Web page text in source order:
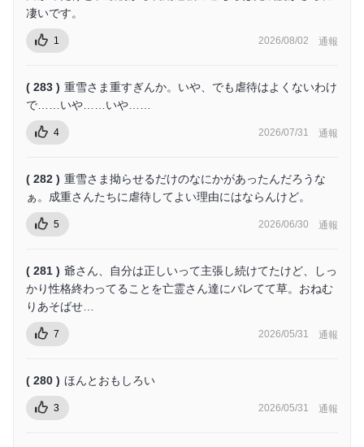
凄いです。
1 2026/08/02 通報
( 283 ) 重雪さま重すぎんか。いや、でも虐待はよくないわけ
で……いや……いや……
4 2026/07/31 通報
( 282 ) 重雪さま拗らせるだけのなにかがあったんだろうな
ぁ。成重さんたちに虐待してよい理由にはならんけど。
5 2026/06/30 通報
( 281 ) 爺さん、自分は正しいって主張し続けてたけど、しっ
かり性格終わってることを亡霊さん達にバレてて草。おねむ
りあそばせ…
7 2026/05/31 通報
( 280 ) ほんとおもしろい
3 2026/05/31 通報